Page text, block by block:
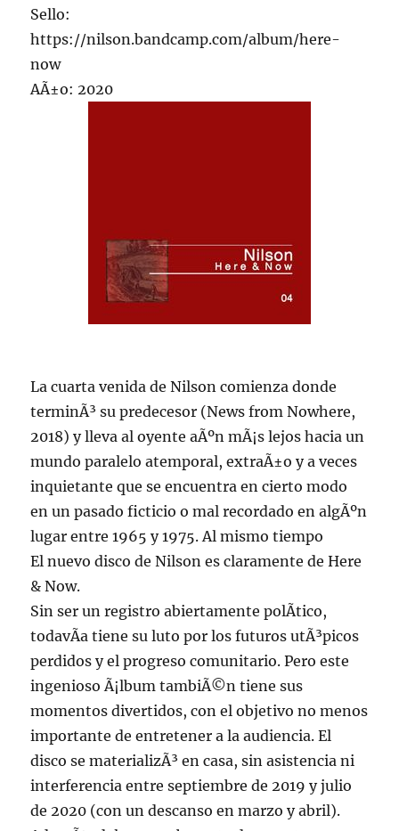
Sello:
https://nilson.bandcamp.com/album/here-
now
AÃ±o: 2020
La cuarta venida de Nilson comienza donde
terminÃ³ su predecesor (News from Nowhere,
2018) y lleva al oyente aÃºn mÃ¡s lejos hacia un
mundo paralelo atemporal, extraÃ±o y a veces
inquietante que se encuentra en cierto modo
en un pasado ficticio o mal recordado en algÃºn
lugar entre 1965 y 1975. Al mismo tiempo
El nuevo disco de Nilson es claramente de Here
& Now.
Sin ser un registro abiertamente polÃ­tico,
todavÃ­a tiene su luto por los futuros utÃ³picos
perdidos y el progreso comunitario. Pero este
ingenioso Ã¡lbum tambiÃ©n tiene sus
momentos divertidos, con el objetivo no menos
importante de entretener a la audiencia. El
disco se materializÃ³ en casa, sin asistencia ni
interferencia entre septiembre de 2019 y julio
de 2020 (con un descanso en marzo y abril).